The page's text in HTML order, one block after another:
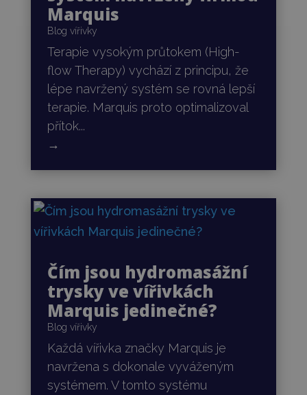
Marquis
Blog vířivky
Terapie vysokým průtokem (High-
flow Therapy) vychází z principu, že
lépe navržený systém se rovná lepší
terapie. Marquis proto optimalizoval
přítok...
→
Čím jsou hydromasážní
trysky ve vířivkách
Marquis jedinečné?
Blog vířivky
Každá vířivka značky Marquis je
navržena s dokonale vyváženým
systémem. V tomto systému